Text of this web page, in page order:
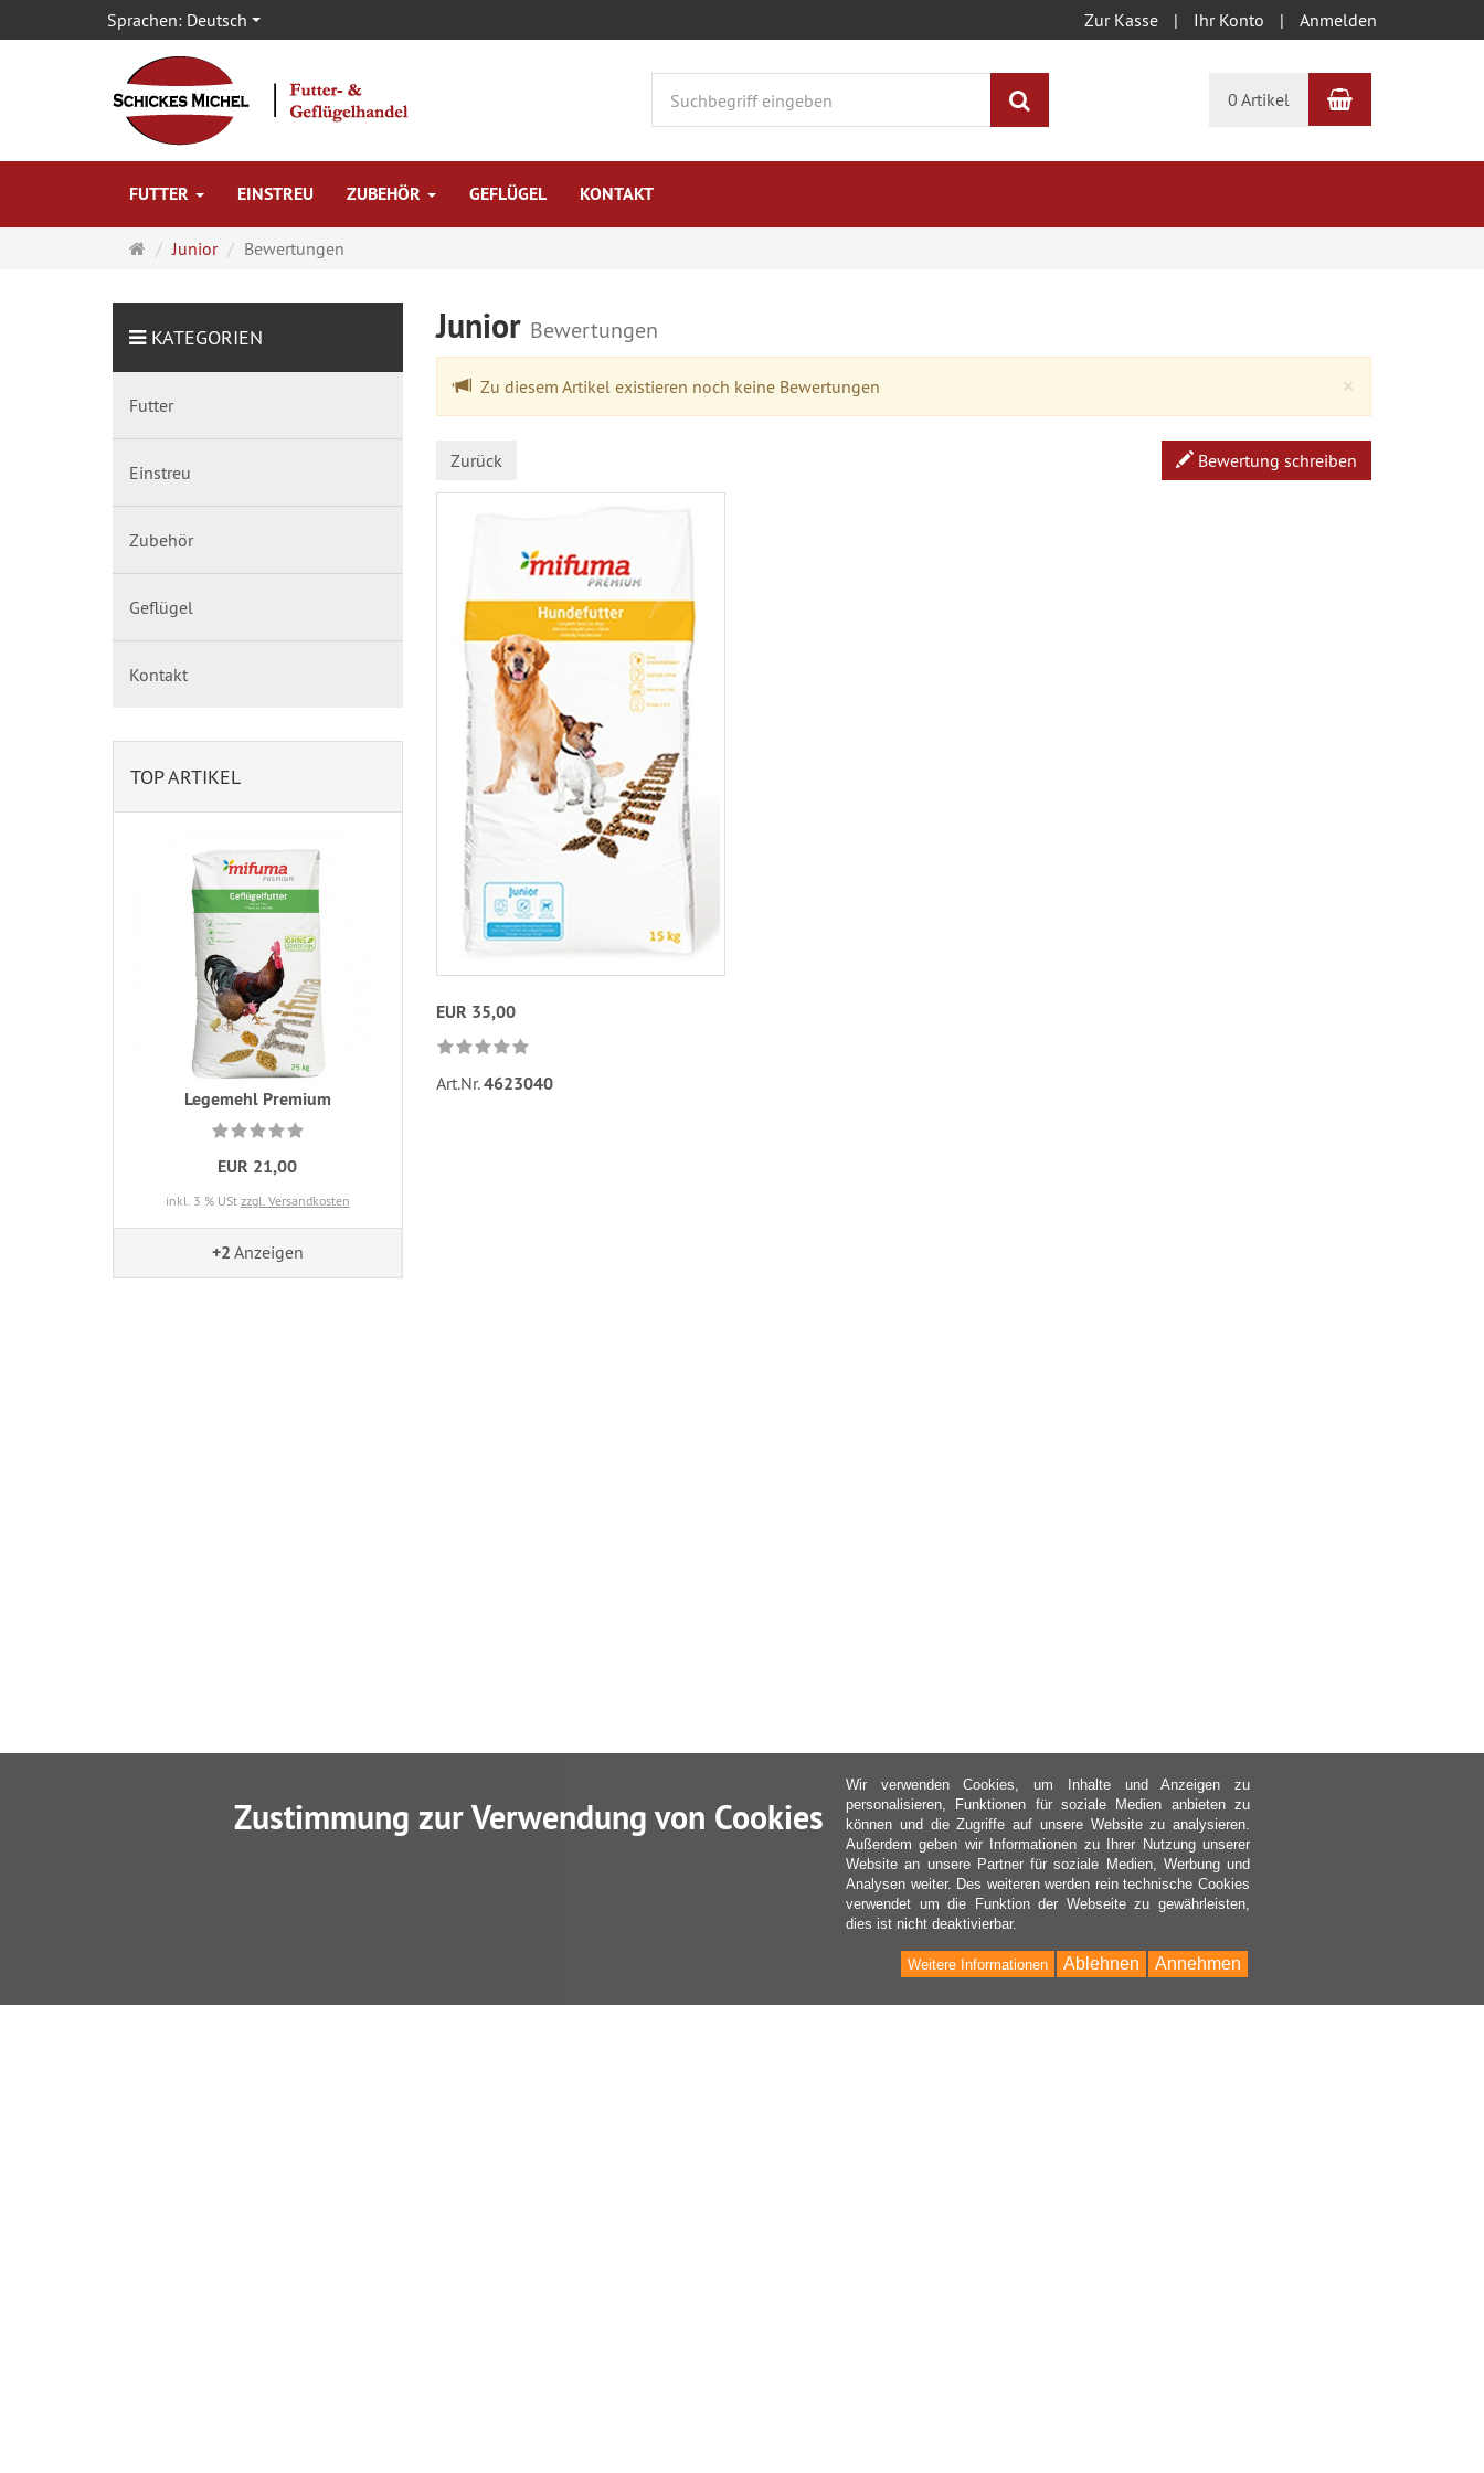
Sprachen: Deutsch Zur Kasse Ihr Konto Anmelden
0 Artikel Warenkorb
FUTTER EINSTREU ZUBEHÖR GEFLÜGEL KONTAKT
Startseite
Junior Bewertungen
Junior Bewertungen
×
Zu diesem Artikel existieren noch keine Bewertungen
Zurück
EUR 35,00
Art.Nr.4623040
Bewertung schreiben
KATEGORIEN
Futter
Einstreu
Zubehör
Geflügel
Kontakt
TOP ARTIKEL
Legemehl Premium
EUR 21,00
inkl. 3 % USt zzgl. Versandkosten
+2 Anzeigen
Zustimmung zur Verwendung von Cookies
Wir verwenden Cookies, um Inhalte und Anzeigen zu
personalisieren, Funktionen für soziale Medien anbieten zu
können und die Zugriffe auf unsere Website zu analysieren.
Außerdem geben wir Informationen zu Ihrer Nutzung unserer
Website an unsere Partner für soziale Medien, Werbung und
Analysen weiter. Des weiteren werden rein technische Cookies
verwendet um die Funktion der Webseite zu gewährleisten,
dies ist nicht deaktivierbar.
Annehmen
Ablehnen
Weitere Informationen